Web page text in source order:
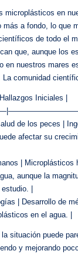
microplásticos en
más a fondo, lo que
de todo el
que, aunque los
en nuestros mares
comunidad
Iniciales |
de los peces |
afectar su
| Microplásticos
aunque la
|
| Desarrollo de
en el agua. |
situación puede
y mejorando